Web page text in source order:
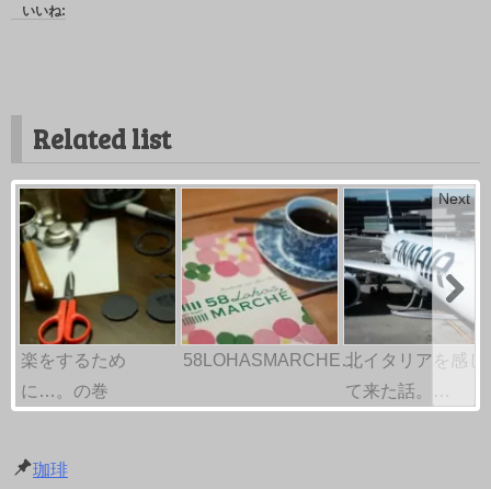
いいね:
Related list
楽をするため
に…。の巻
58LOHASMARCHE…北イタリアを感じ
て来た話。…
Next
珈琲